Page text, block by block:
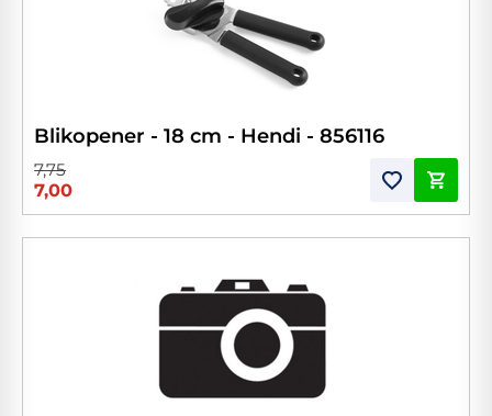
Blikopener - 18 cm - Hendi - 856116
7,75
7,00